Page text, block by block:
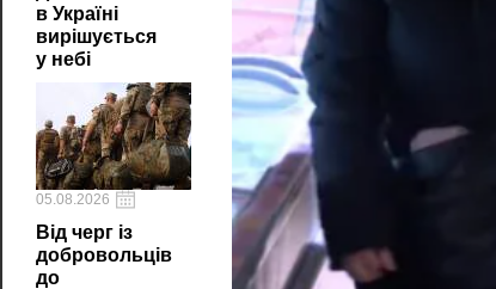
в Україні
вирішується
у небі
05.08.2026
Від черг із
добровольців
до